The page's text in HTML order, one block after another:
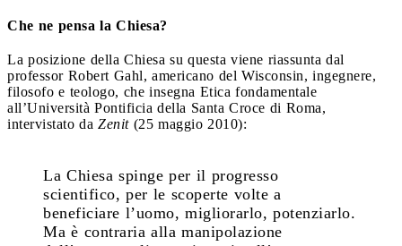
Che ne pensa la Chiesa?
La posizione della Chiesa su questa viene riassunta dal
professor Robert Gahl, americano del Wisconsin, ingegnere,
filosofo e teologo, che insegna Etica fondamentale
all’Università Pontificia della Santa Croce di Roma,
intervistato da Zenit (25 maggio 2010):
La Chiesa spinge per il progresso
scientifico, per le scoperte volte a
beneficiare l’uomo, migliorarlo, potenziarlo.
Ma è contraria alla manipolazione